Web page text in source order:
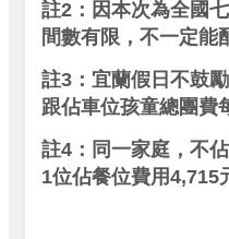
註2：因本次為全國
間數有限，不一定能
註3：宜蘭假日不鼓
跟佔車位孩童總團費
註4：同一家庭，不
1位佔餐位費用4,715